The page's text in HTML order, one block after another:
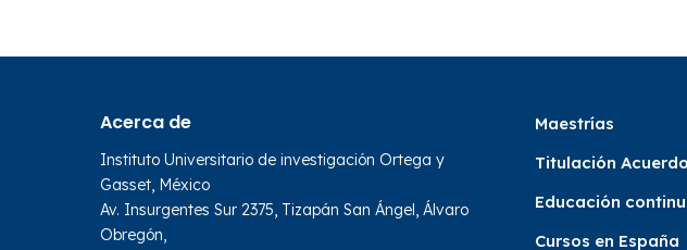
Acerca de
Instituto Universitario de investigación Ortega y
Gasset, México
Av. Insurgentes Sur 2375, Tizapán San Ángel, Álvaro
Obregón,
Maestrías
Titulación
Educación
Cursos en España